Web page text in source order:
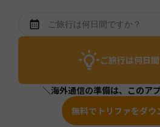
ご旅行は何日
＼海外通信の準備は、このア
無料でトリファをダウ